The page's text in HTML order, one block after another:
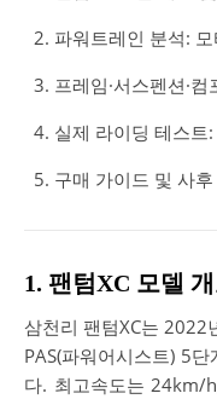
파워트레인 분석: 모
프레임·서스펜션·
실제 라이딩 테스트
구매 가이드 및 사
1. 팬텀XC 모델
삼천리 팬텀XC는 2022
PAS(파워어시스트) 5
다. 최고속도는 24km/